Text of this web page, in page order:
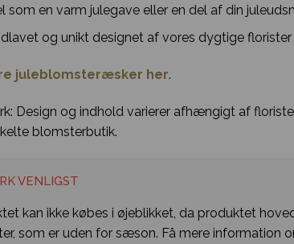
som en varm julegave eller en del af din
og unikt designet af vores dygtige florister
juleblomsteræsker her.
Design og indhold varierer afhængigt af
blomsterbutik.
VENLIGST
kan ikke købes i øjeblikket, da produktet
som er uden for sæson. Få mere information